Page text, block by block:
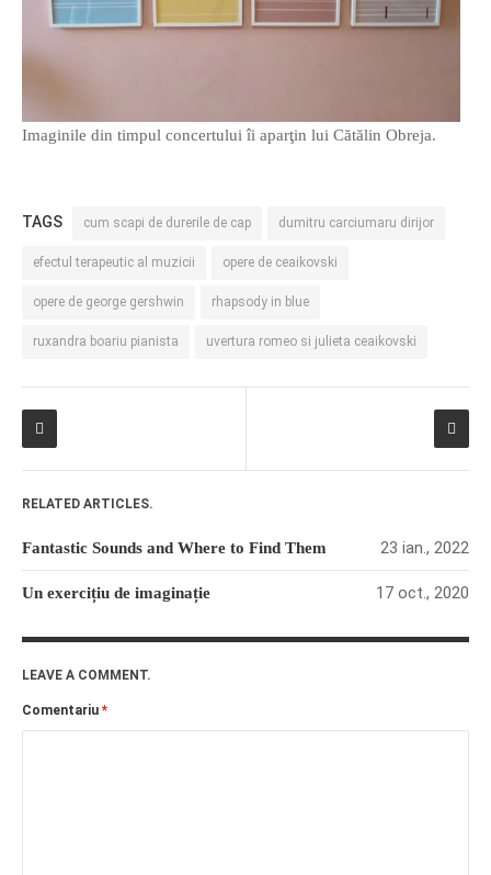
Imaginile din timpul concertului îi aparţin lui Cătălin Obreja.
TAGS cum scapi de durerile de cap dumitru carciumaru dirijor
efectul terapeutic al muzicii opere de ceaikovski
opere de george gershwin rhapsody in blue
ruxandra boariu pianista uvertura romeo si julieta ceaikovski
RELATED ARTICLES.
Fantastic Sounds and Where to Find Them 23 ian., 2022
Un exercițiu de imaginație 17 oct., 2020
LEAVE A COMMENT.
Comentariu *